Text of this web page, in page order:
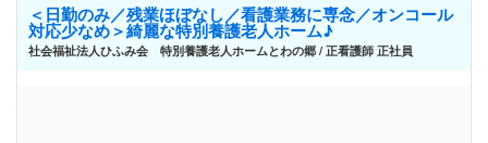
＜日勤のみ／残業ほぼなし／看護業務に専念／オンコール
対応少なめ＞綺麗な特別養護老人ホーム♪
社会福祉法人ひふみ会 特別養護老人ホームとわの郷 / 正看護師 正社員